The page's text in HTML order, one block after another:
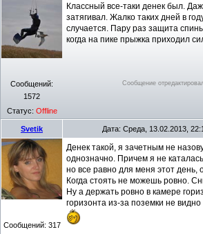
Сообщений:
1572
Статус: Offline
Классный все-таки денек был.
затягивал. Жалко таких дней в
случается. Пару раз защита
когда на пике прыжка приходил
Сообщение
Svetik Дата: Среда, 13.02.2013,
Сообщений: 317
Денек такой, я зачетным не
однозначно. Причем я не
но все равно для меня этот день,
Когда стоять не можешь ровно.
Ну а держать ровно в камере
горизонта из-за поземки не